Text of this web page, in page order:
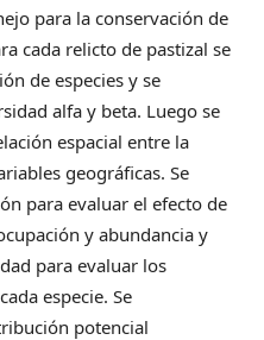
para la conservación de
cada relicto de pastizal se
de especies y se
alfa y beta. Luego se
espacial entre la
geográficas. Se
para evaluar el efecto de
y abundancia y
para evaluar los
especie. Se
potencial